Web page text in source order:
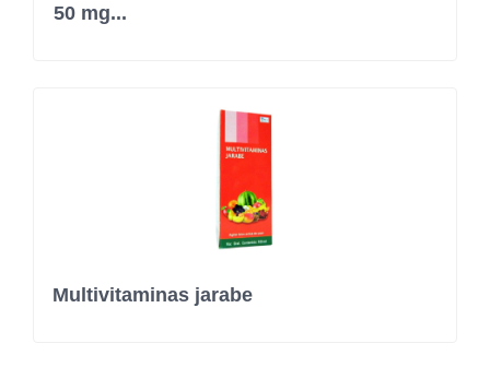
50 mg...
Multivitaminas jarabe